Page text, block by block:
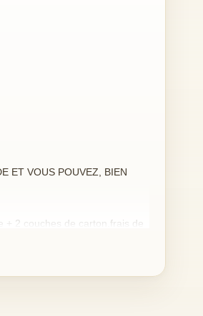
ET VOUS POUVEZ, BIEN
+ 2 couches de carton.frais de
satisfaction, renvoyez-le